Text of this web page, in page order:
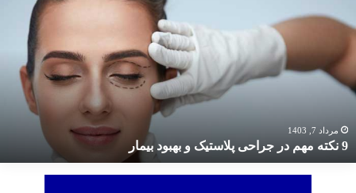
مهم
جراحی
پلاستیک
و
بیمارمرداد 7, 1403
9 نکته مهم در جراحی پلاستیک و بهبود بیمار